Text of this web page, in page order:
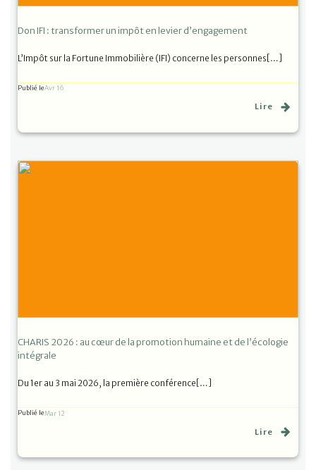
Don IFI : transformer un impôt en levier d’engagement
L’Impôt sur la Fortune Immobilière (IFI) concerne les personnes[…]
Publié leAvr 16
Lire
CHARIS 2026 : au cœur de la promotion humaine et de l’écologie
intégrale
Du 1er au 3 mai 2026, la première conférence[…]
Publié leMar 12
Lire